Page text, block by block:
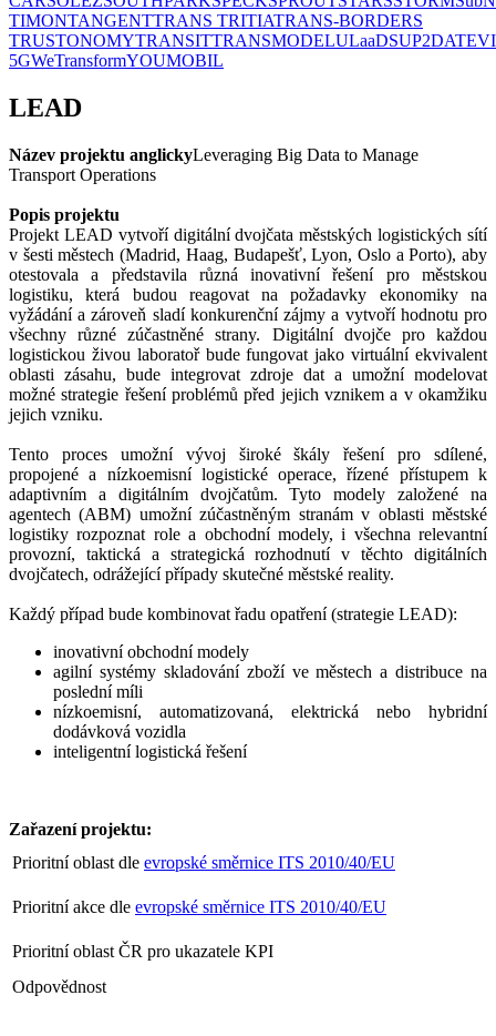
TIMONTANGENTTRANS TRITIATRANS-BORDERS
TRUSTONOMYTRANSITTRANSMODELULaaDSUP2DATE
5GWeTransformYOUMOBIL
LEAD
Název projektu anglickyLeveraging Big Data to Manage
Transport Operations
Popis projektu
Projekt LEAD vytvoří digitální dvojčata městských logistických sítí
v šesti městech (Madrid, Haag, Budapešť, Lyon, Oslo a Porto), aby
otestovala a představila různá inovativní řešení pro městskou
logistiku, která budou reagovat na požadavky ekonomiky na
vyžádání a zároveň sladí konkurenční zájmy a vytvoří hodnotu pro
všechny různé zúčastněné strany. Digitální dvojče pro každou
logistickou živou laboratoř bude fungovat jako virtuální ekvivalent
oblasti zásahu, bude integrovat zdroje dat a umožní modelovat
možné strategie řešení problémů před jejich vznikem a v okamžiku
jejich vzniku.
Tento proces umožní vývoj široké škály řešení pro sdílené,
propojené a nízkoemisní logistické operace, řízené přístupem k
adaptivním a digitálním dvojčatům. Tyto modely založené na
agentech (ABM) umožní zúčastněným stranám v oblasti městské
logistiky rozpoznat role a obchodní modely, i všechna relevantní
provozní, taktická a strategická rozhodnutí v těchto digitálních
dvojčatech, odrážející případy skutečné městské reality.
Každý případ bude kombinovat řadu opatření (strategie LEAD):
inovativní obchodní modely
agilní systémy skladování zboží ve městech a distribuce na
poslední míli
nízkoemisní, automatizovaná, elektrická nebo hybridní
dodávková vozidla
inteligentní logistická řešení
Zařazení projektu:
Prioritní oblast dle evropské směrnice ITS 2010/40/EU
Prioritní akce dle evropské směrnice ITS 2010/40/EU
Prioritní oblast ČR pro ukazatele KPI
Odpovědnost